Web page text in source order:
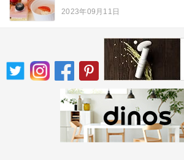
2023年09月11日